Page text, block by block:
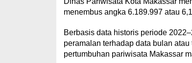
menembus angka 6.189.997 atau
Berbasis data historis periode
peramalan terhadap data bulan
pertumbuhan pariwisata Makassar